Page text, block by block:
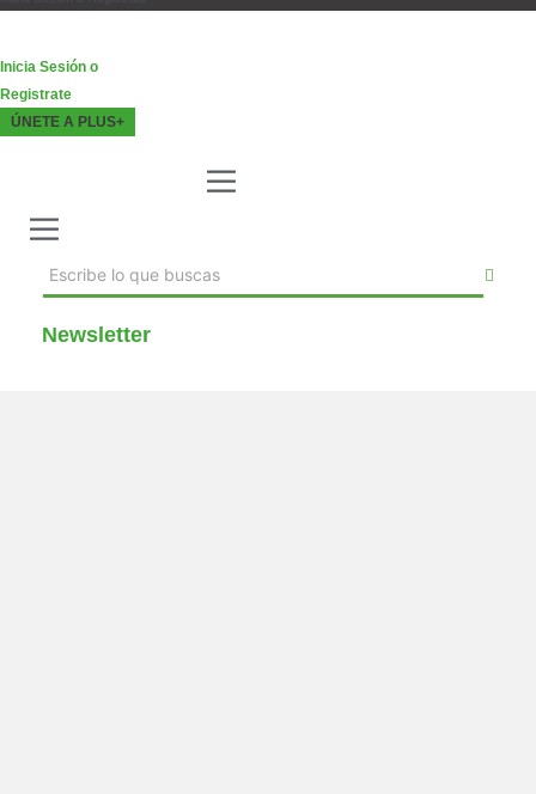
Inicia Sesión o
Registrate
ÚNETE A PLUS+
Newsletter